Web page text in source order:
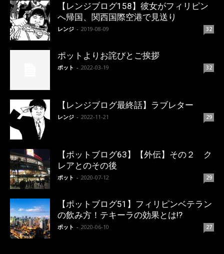
【レンジブログ158】彼女がフィリピン
へ帰国、関西国際空港で見送り
レンジ - 2019-08-09 32
ポットよりお詫びとご挨拶
ポット - 2022-03-19 32
【レンジブログ最終話】ラブレター
レンジ - 2022-11-21 29
【ポットブログ63】【外伝】その２ ク
レアとのその後
ポット - 2020-07-12 29
【ポットブログ51】フィリピンベテラン
の飲み方！テキーラの効果とは!?
ポット - 2020-06-10 27